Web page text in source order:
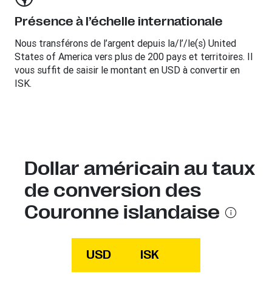
Présence à l’échelle internationale
Nous transférons de l’argent depuis la/l’/le(s) United
States of America vers plus de 200 pays et territoires. Il
vous suffit de saisir le montant en USD à convertir en
ISK.
Dollar américain au taux
de conversion des
Couronne islandaise
USD ISK